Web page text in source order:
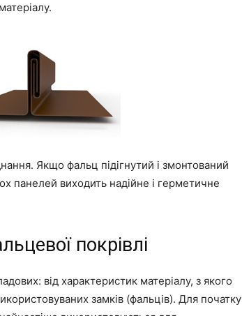
Якщо фальц підігнутий і змонтований
панелей виходить надійне і герметичне
покрівлі
від характеристик матеріалу, з якого
замків (фальців). Для початку